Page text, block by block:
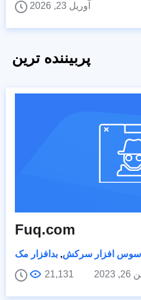
آوریل 23, 2026
پربیننده ترین
Fuq.com
افزار سرکش, بدافزار مک
21,131